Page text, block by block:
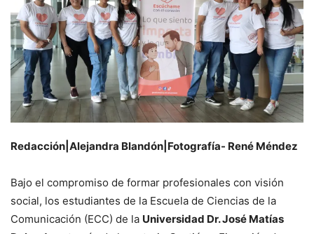
Redacción|Alejandra Blandón|Fotografía- René Méndez
Bajo el compromiso de formar profesionales con visión
social, los estudiantes de la Escuela de Ciencias de la
Comunicación (ECC) de la Universidad Dr. José Matías